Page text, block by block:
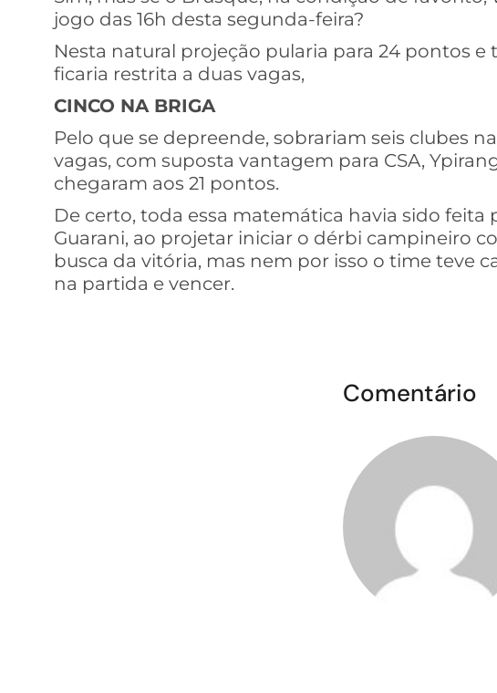
jogo das 16h desta segunda-feira?
Nesta natural projeção pularia para 24 pontos
ficaria restrita a duas vagas,
CINCO NA BRIGA
Pelo que se depreende, sobrariam seis clubes
vagas, com suposta vantagem para CSA,
chegaram aos 21 pontos.
De certo, toda essa matemática havia sido
Guarani, ao projetar iniciar o dérbi campineiro
busca da vitória, mas nem por isso o time teve
na partida e vencer.
Comentário